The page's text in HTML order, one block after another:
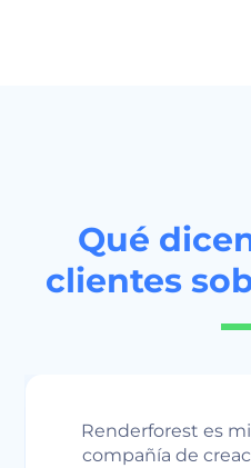
Qué
clientes
Nos gusta
formas de